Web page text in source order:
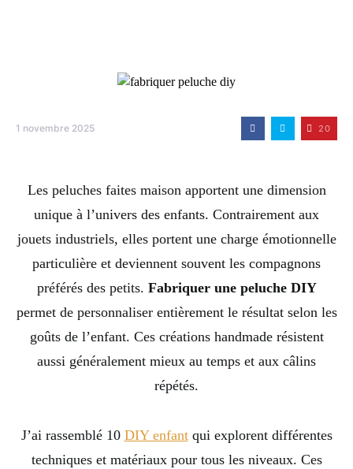
1 novembre 2025 20
Les peluches faites maison apportent une dimension
unique à l’univers des enfants. Contrairement aux
jouets industriels, elles portent une charge émotionnelle
particulière et deviennent souvent les compagnons
préférés des petits. Fabriquer une peluche DIY
permet de personnaliser entièrement le résultat selon les
goûts de l’enfant. Ces créations handmade résistent
aussi généralement mieux au temps et aux câlins
répétés.
J’ai rassemblé 10 DIY enfantqui explorent différentes
techniques et matériaux pour tous les niveaux. Ces